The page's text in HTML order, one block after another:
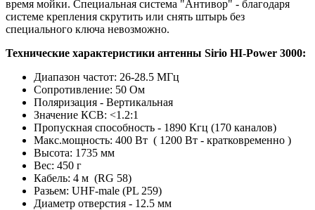
время мойки. Специальная система "Антивор" - благодаря
системе крепления скрутить или снять штырь без
специального ключа невозможно.
Технические характеристики антенны Sirio HI-Power 3000:
Диапазон частот: 26-28.5 МГц
Сопротивление: 50 Ом
Поляризация - Вертикальная
Значение КСВ: <1.2:1
Пропускная способность - 1890 Кгц (170 каналов)
Макс.мощность: 400 Вт ( 1200 Вт - кратковременно )
Высота: 1735 мм
Вес: 450 г
Кабель: 4 м (RG 58)
Разьем: UHF-male (PL 259)
Диаметр отверстия - 12.5 мм